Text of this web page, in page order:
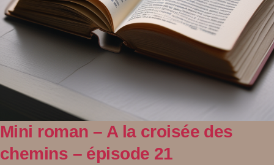
Mini roman – A la croisée des
chemins – épisode 21